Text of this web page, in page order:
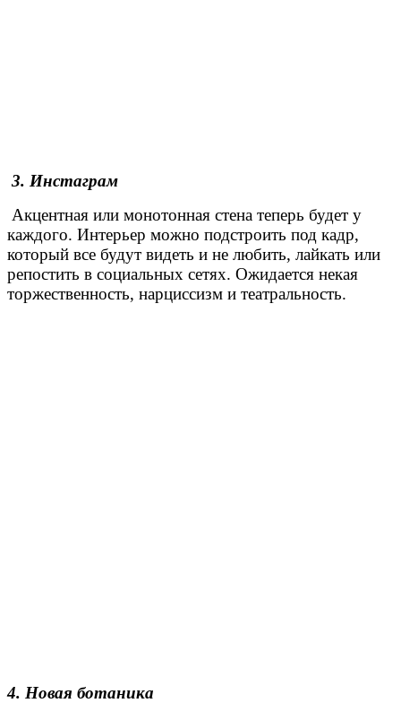
3. Инстаграм
Акцентная или монотонная стена теперь будет у
каждого. Интерьер можно подстроить под кадр,
который все будут видеть и не любить, лайкать или
репостить в социальных сетях. Ожидается некая
торжественность, нарциссизм и театральность.
4. Новая ботаника